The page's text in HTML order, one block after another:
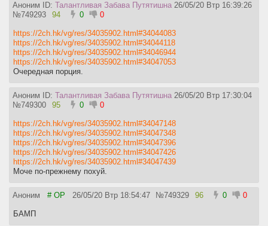
Аноним ID: Талантливая Забава Путятишна 26/05/20 Втр 16:39:26
№749293 94 0 0
https://2ch.hk/vg/res/34035902.html#34044083
https://2ch.hk/vg/res/34035902.html#34044118
https://2ch.hk/vg/res/34035902.html#34046944
https://2ch.hk/vg/res/34035902.html#34047053
Очередная порция.
Аноним ID: Талантливая Забава Путятишна 26/05/20 Втр 17:30:04
№749300 95 0 0
https://2ch.hk/vg/res/34035902.html#34047148
https://2ch.hk/vg/res/34035902.html#34047348
https://2ch.hk/vg/res/34035902.html#34047396
https://2ch.hk/vg/res/34035902.html#34047426
https://2ch.hk/vg/res/34035902.html#34047439
Моче по-прежнему похуй.
Аноним # OP 26/05/20 Втр 18:54:47 №749329 96 0 0
БАМП